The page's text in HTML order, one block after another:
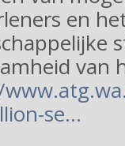
en
van
se…